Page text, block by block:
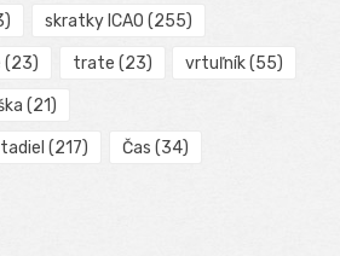
skratky ICAO (255)
(23) trate (23) vrtuľník(55)
(21)
(217) Čas (34)